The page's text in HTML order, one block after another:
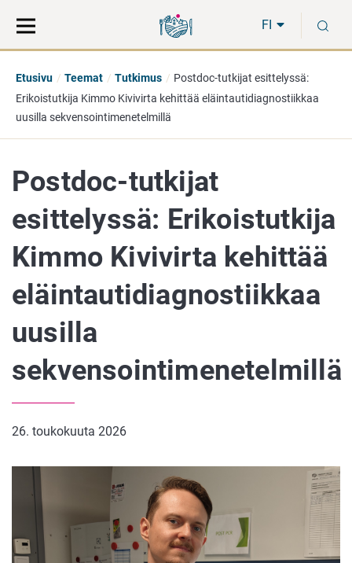
suoraan
sisältöön
koko
sivuston
FI
Etusivu Teemat Tutkimus
Postdoc-tutkijat esittelyssä:
Erikoistutkija Kimmo Kivivirta kehittää eläintautidiagnostiikkaa
uusilla sekvensointimenetelmillä
Postdoc-tutkijat
esittelyssä: Erikoistutkija
Kimmo Kivivirta kehittää
eläintautidiagnostiikkaa
uusilla
sekvensointimenetelmillä
26. toukokuuta 2026